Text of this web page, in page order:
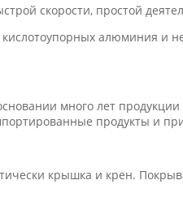
скорости, простой
алюминия и
много лет
продукты и
крышка и крен.